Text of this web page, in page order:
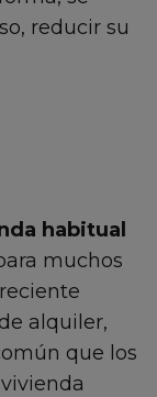
reducir su
habitual
muchos
alquiler,
que los